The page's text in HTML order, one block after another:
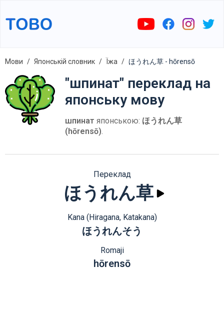
Мови Японській словник Їжа ほうれん草 - hōrensō
"шпинат" переклад на
японську мову
шпинат японською: ほうれん草
(hōrensō).
Переклад
ほうれん草
Kana (Hiragana, Katakana)
ほうれんそう
Romaji
hōrensō